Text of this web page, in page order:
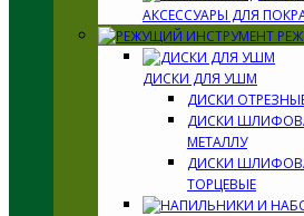
АКСЕССУАРЫ ДЛЯ
ДИСКИ ДЛЯ УШМ
ДИСКИ
ДИСКИ
МЕТАЛЛУ
ДИСКИ
ТОРЦЕВЫЕ